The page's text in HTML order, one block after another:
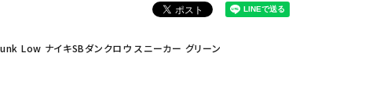
Low ナイキSBダンクロウ スニーカー グリーン